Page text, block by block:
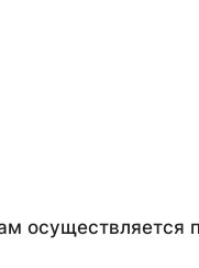
осуществляется